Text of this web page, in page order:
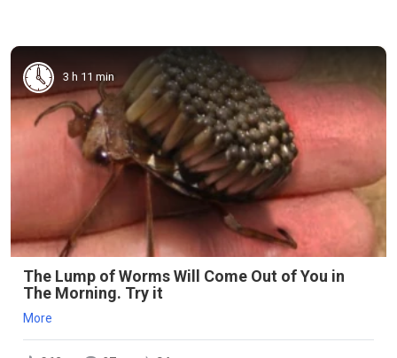
3 h 11 min
The Lump of Worms Will Come Out of You in
The Morning. Try it
More